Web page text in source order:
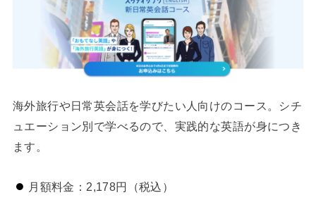
海外旅行や日常英会話を学びたい人向けのコース。シチ
ュエーション別で学べるので、実践的な英語が身につき
ます。
月額料金：2,178円（税込）